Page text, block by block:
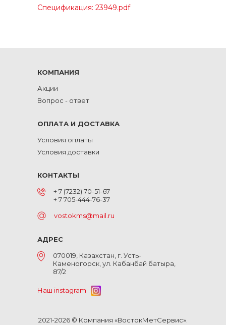
Спецификация: 23949.pdf
КОМПАНИЯ
Акции
Вопрос - ответ
ОПЛАТА И ДОСТАВКА
Условия оплаты
Условия доставки
КОНТАКТЫ
+ 7 (7232) 70-51-67
+ 7 705-444-76-37
vostokms@mail.ru
АДРЕС
070019, Казахстан, г. Усть-
Каменогорск, ул. Кабанбай батыра,
87/2
Наш instagram
2021-2026 © Компания «ВостокМетСервис».